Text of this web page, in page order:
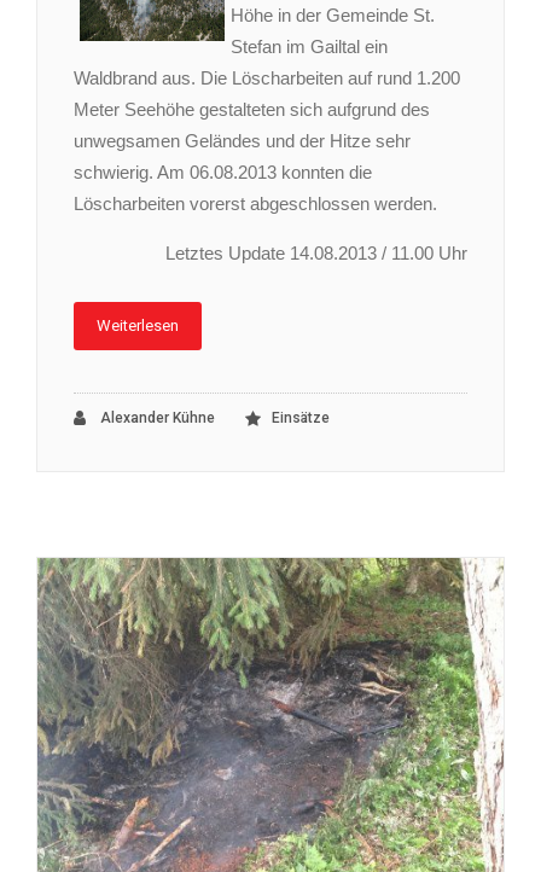
Höhe in der Gemeinde St.
Stefan im Gailtal ein
Waldbrand aus. Die Löscharbeiten auf rund 1.200
Meter Seehöhe gestalteten sich aufgrund des
unwegsamen Geländes und der Hitze sehr
schwierig. Am 06.08.2013 konnten die
Löscharbeiten vorerst abgeschlossen werden.
Letztes Update 14.08.2013 / 11.00 Uhr
Weiterlesen
Alexander Kühne Einsätze